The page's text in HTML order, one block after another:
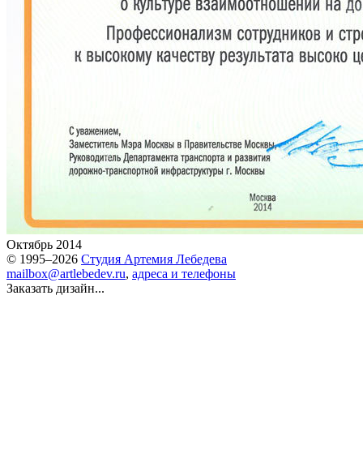
Октябрь 2014
© 1995–2026 Студия Артемия Лебедева
mailbox@artlebedev.ru, адреса и телефоны
Заказать дизайн...